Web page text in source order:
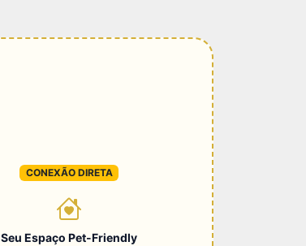
CONEXÃO DIRETA
Seu Espaço Pet-Friendly